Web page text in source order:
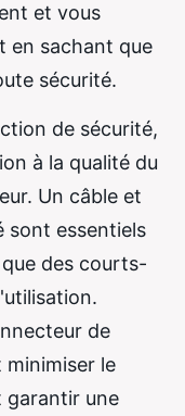
et vous
en sachant que
sécurité.
de sécurité,
à la qualité du
Un câble et
sont essentiels
des courts-
de
minimiser le
garantir une